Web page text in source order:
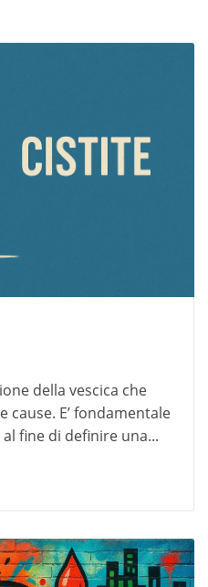
della vescica che
cause. E’ fondamentale
fine di definire una...